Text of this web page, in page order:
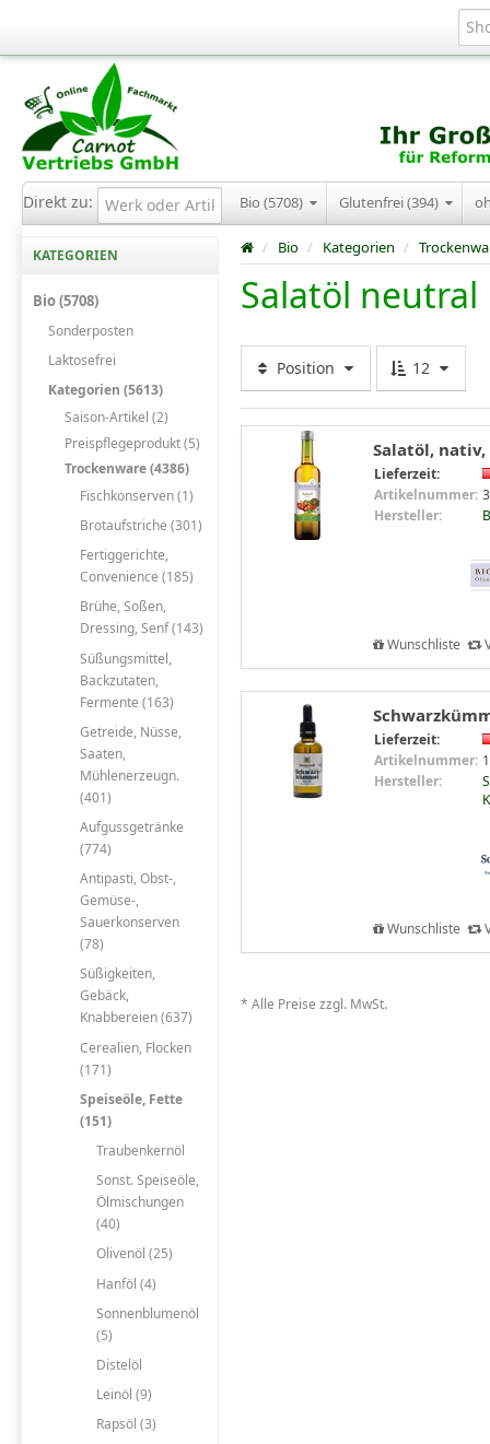
Direkt zu: Bio (5708) Glutenfrei (394)
KATEGORIEN
Bio (5708)
Sonderposten
Laktosefrei
Kategorien (5613)
Saison-Artikel (2)
Preispflegeprodukt (5)
Trockenware (4386)
Fischkonserven (1)
Brotaufstriche (301)
Fertiggerichte,
Convenience (185)
Brühe, Soßen,
Dressing, Senf (143)
Süßungsmittel,
Backzutaten,
Fermente (163)
Getreide, Nüsse,
Saaten,
Mühlenerzeugn.
(401)
Aufgussgetränke
(774)
Antipasti, Obst-,
Gemüse-,
Sauerkonserven
(78)
Süßigkeiten,
Gebäck,
Knabbereien (637)
Cerealien, Flocken
(171)
Speiseöle, Fette
(151)
Traubenkernöl
Sonst. Speiseöle,
Ölmischungen
(40)
Olivenöl (25)
Hanföl (4)
Sonnenblumenöl
(5)
Distelöl
Leinöl (9)
Rapsöl (3)
/ Bio / Kategorien /
Salatöl neutral
Position 12
Salatöl, nativ,
Lieferzeit:
Artikelnummer:
Hersteller:
Wunschliste
Lieferzeit:
Artikelnummer:
Hersteller:
Wunschliste
* Alle Preise zzgl. MwSt.